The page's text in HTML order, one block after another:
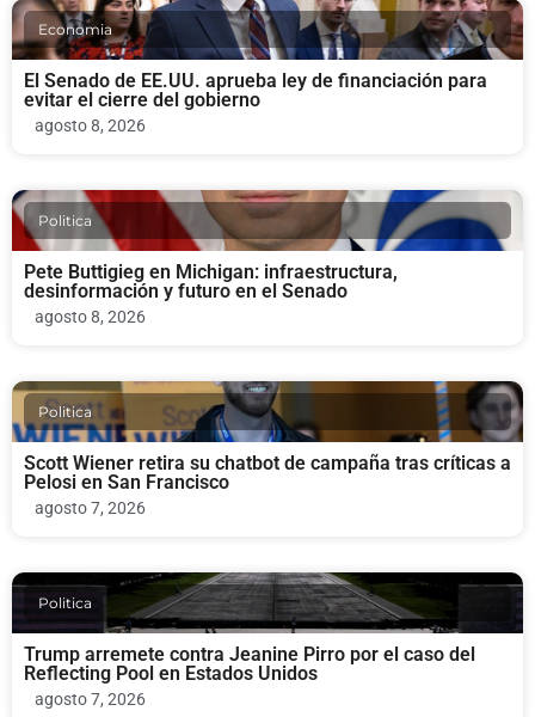
Economia
El Senado de EE.UU. aprueba ley de financiación para
evitar el cierre del gobierno
agosto 8, 2026
Politica
Pete Buttigieg en Michigan: infraestructura,
desinformación y futuro en el Senado
agosto 8, 2026
Politica
Scott Wiener retira su chatbot de campaña tras críticas a
Pelosi en San Francisco
agosto 7, 2026
Politica
Trump arremete contra Jeanine Pirro por el caso del
Reflecting Pool en Estados Unidos
agosto 7, 2026